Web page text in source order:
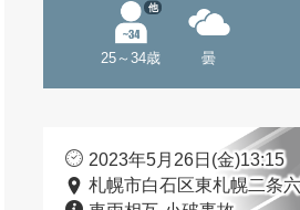
25～34歳
他
曇
2023年5月26日(金)13:15
札幌市白石区東札幌二条